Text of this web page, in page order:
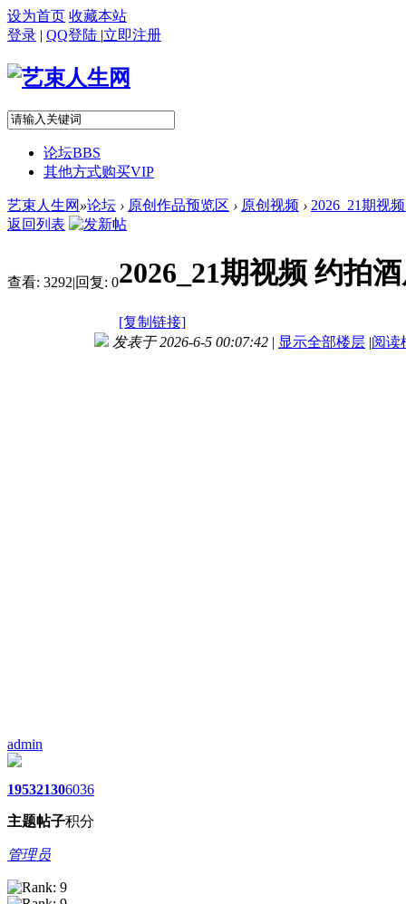
设为首页 收藏本站
登录 | QQ登陆 |立即注册
论坛BBS
其他方式购买VIP
艺束人生网 »论坛 › 原创作品预览区 › 原创视频 › 2026_21期视
返回列表
查看: 3292|回复: 02026_21期视频 约拍
[复制链接]
admin
1953
主题
2130
帖子
6036
积分
管理员
发表于 2026-6-5 00:07:42 | 显示全部楼层 |阅读